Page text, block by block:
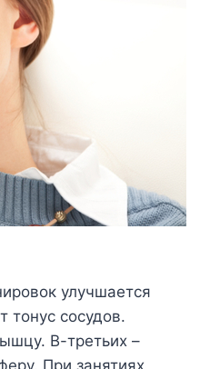
улучшается
тонус сосудов.
В-третьих –
При занятиях